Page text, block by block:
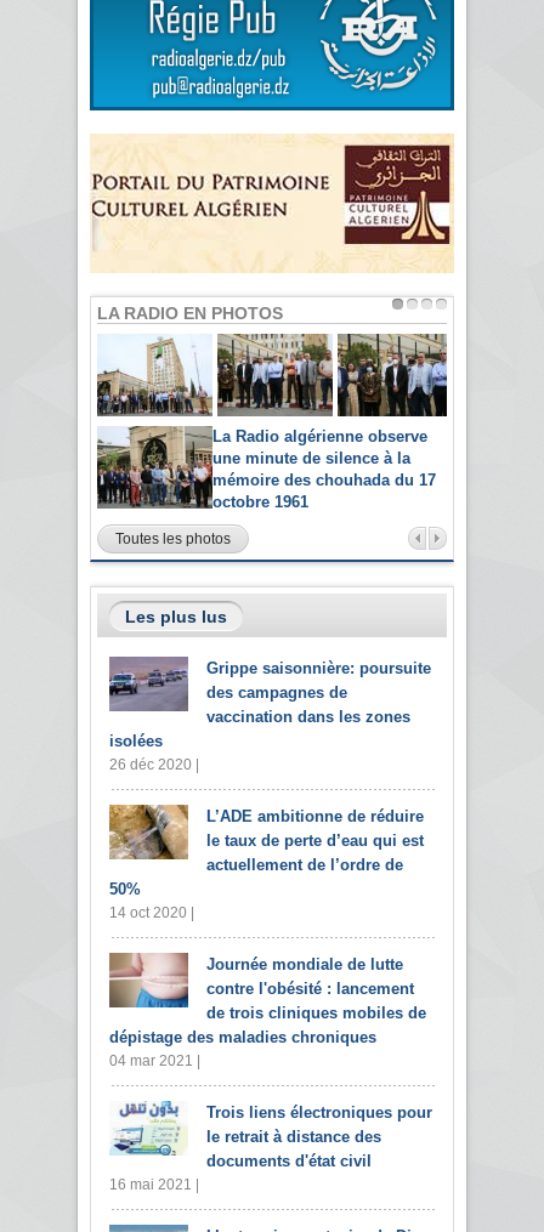
LA RADIO EN PHOTOS
La Radio algérienne observe
une minute de silence à la
mémoire des chouhada du 17
octobre 1961
Toutes les photos
Les plus lus
Grippe saisonnière: poursuite
des campagnes de
vaccination dans les zones
isolées
26 déc 2020 |
L’ADE ambitionne de réduire
le taux de perte d’eau qui est
actuellement de l’ordre de
50%
14 oct 2020 |
Journée mondiale de lutte
contre l'obésité : lancement
de trois cliniques mobiles de
dépistage des maladies chroniques
04 mar 2021 |
Trois liens électroniques pour
le retrait à distance des
documents d'état civil
16 mai 2021 |